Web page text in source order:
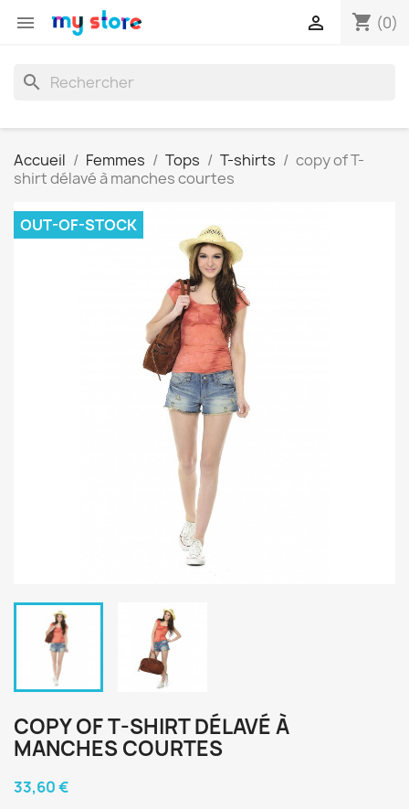
 shopping_cart (0)

search
Accueil Femmes Tops T-shirts
copy of T-
shirt délavé à manches courtes
OUT-OF-STOCK
COPY OF T-SHIRT DÉLAVÉ À
MANCHES COURTES
33,60 €